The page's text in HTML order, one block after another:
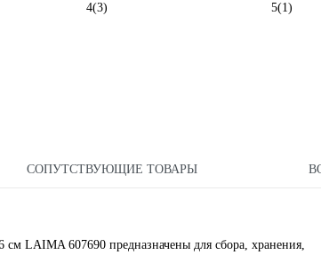
4(3) 5(1)
СОПУТСТВУЮЩИЕ ТОВАРЫ
LAIMA 607690 предназначены для сбора, хранения,